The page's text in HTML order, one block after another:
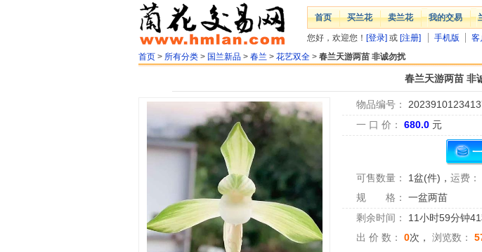
首页 买兰花 卖兰花 我的交易
您好，欢迎您！ [登录] 或 [注册] 手机版 客
首页 > 所有分类 > 国兰新品 > 春兰 > 花艺双全 > 春兰天游两苗 非诚勿扰
春兰天游两苗 非
物品编号：
一 口 价：
680.0 元
可售数量： 1盆(件) ， 运费：
规 格：
一盆两苗
剩余时间：
11小时59分钟
出 价 数：
0次， 浏览数：